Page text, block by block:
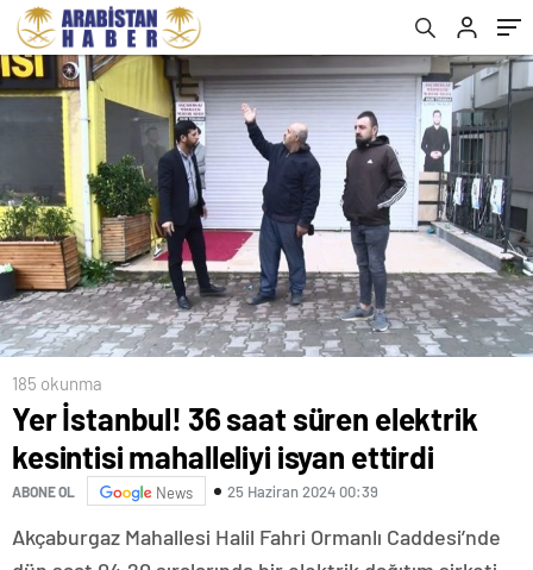
185 okunma
Yer İstanbul! 36 saat süren elektrik
kesintisi mahalleliyi isyan ettirdi
ABONE OL News 25 Haziran 2024 00:39
Akçaburgaz Mahallesi Halil Fahri Ormanlı Caddesi’nde